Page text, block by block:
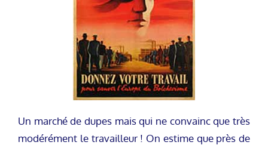
Un marché de dupes mais qui ne convainc que très
modérément le travailleur ! On estime que près de